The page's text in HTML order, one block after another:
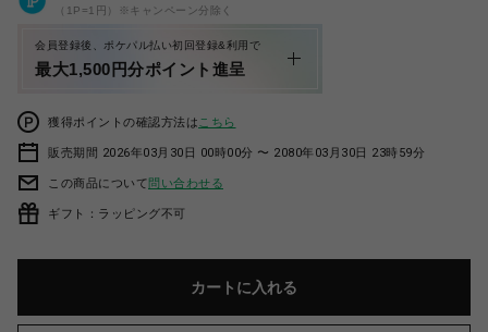
（1P=1円）※キャンペーン分除く
会員登録後、ポケパル払い初回登録&利用で
最大1,500円分ポイント進呈
獲得ポイントの確認方法は こちら
販売期間 2026年03月30日 00時00分 〜 2080年03月30日 23時59分
この商品について問い合わせる
ギフト：ラッピング不可
カートに入れる